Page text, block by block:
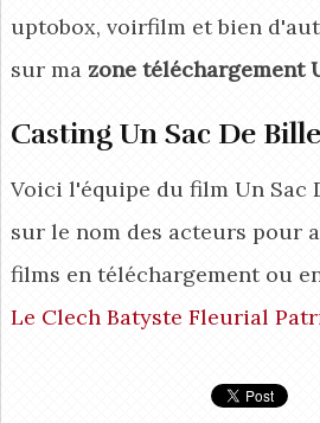
uptobox, voirfilm et bien
sur ma zone téléchargement
Casting Un Sac De
Voici l'équipe du film Un Sac
sur le nom des acteurs pour
films en téléchargement ou
Le Clech Batyste Fleurial